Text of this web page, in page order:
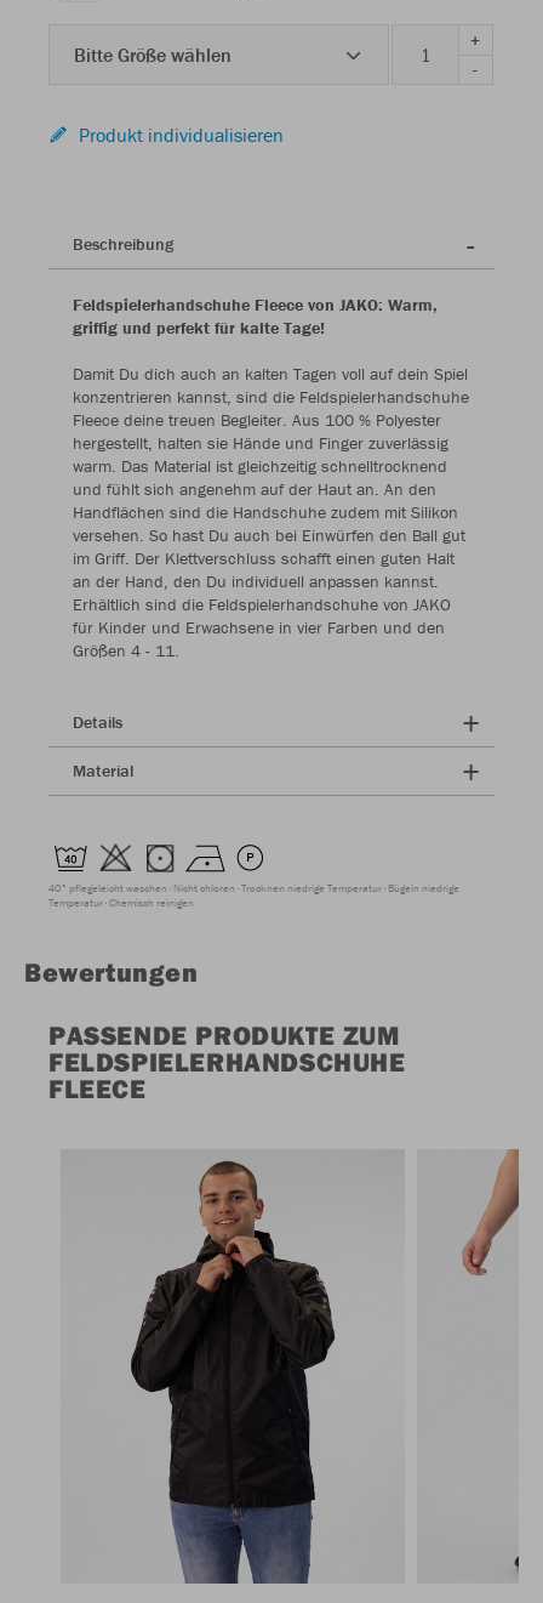
Bitte Größe wählen
+
-
Produkt individualisieren
Beschreibung
Feldspielerhandschuhe Fleece von JAKO: Warm,
griffig und perfekt für kalte Tage!
Damit Du dich auch an kalten Tagen voll auf dein Spiel
konzentrieren kannst, sind die Feldspielerhandschuhe
Fleece deine treuen Begleiter. Aus 100 % Polyester
hergestellt, halten sie Hände und Finger zuverlässig
warm. Das Material ist gleichzeitig schnelltrocknend
und fühlt sich angenehm auf der Haut an. An den
Handflächen sind die Handschuhe zudem mit Silikon
versehen. So hast Du auch bei Einwürfen den Ball gut
im Griff. Der Klettverschluss schafft einen guten Halt
an der Hand, den Du individuell anpassen kannst.
Erhältlich sind die Feldspielerhandschuhe von JAKO
für Kinder und Erwachsene in vier Farben und den
Größen 4 - 11.
Details
Material
40° pflegeleicht waschen Nicht chloren Trocknen niedrige Temperatur Bügeln niedrige
Temperatur Chemisch reinigen
Bewertungen
PASSENDE PRODUKTE ZUM
FELDSPIELERHANDSCHUHE
FLEECE